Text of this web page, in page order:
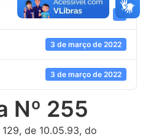
3 de março de 2022
3 de março de 2022
Nº 255
de 10.05.93, do